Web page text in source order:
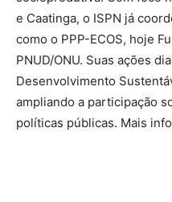
e Caatinga, o ISPN já
como o PPP-ECOS, hoje
PNUD/ONU. Suas ações
Desenvolvimento
ampliando a participação
políticas públicas. Mais